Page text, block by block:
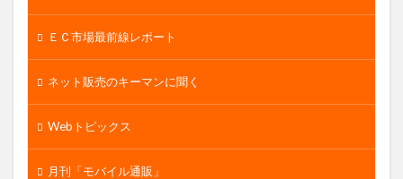
ＥＣ市場最前線レポート
ネット販売のキーマンに聞く
Webトピックス
月刊「モバイル通販」